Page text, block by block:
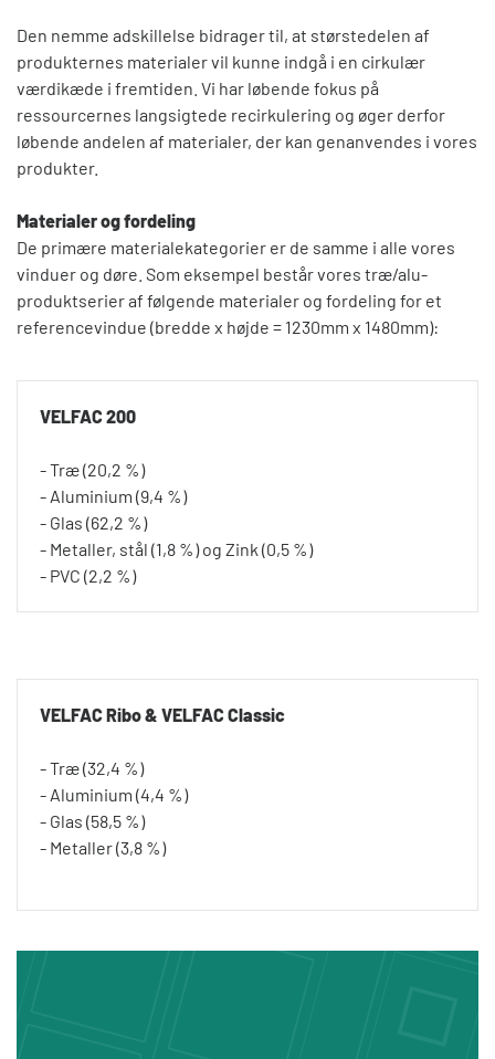
Den nemme adskillelse bidrager til, at størstedelen af
produkternes materialer vil kunne indgå i en cirkulær
værdikæde i fremtiden. Vi har løbende fokus på
ressourcernes langsigtede recirkulering og øger derfor
løbende andelen af materialer, der kan genanvendes i vores
produkter.
Materialer og fordeling
De primære materialekategorier er de samme i alle vores
vinduer og døre. Som eksempel består vores træ/alu-
produktserier af følgende materialer og fordeling for et
referencevindue (bredde x højde = 1230mm x 1480mm):
VELFAC 200
- Træ (20,2 %)
- Aluminium (9,4 %)
- Glas (62,2 %)
- Metaller, stål (1,8 %) og Zink (0,5 %)
- PVC (2,2 %)
VELFAC Ribo & VELFAC Classic
- Træ (32,4 %)
- Aluminium (4,4 %)
- Glas (58,5 %)
- Metaller (3,8 %)